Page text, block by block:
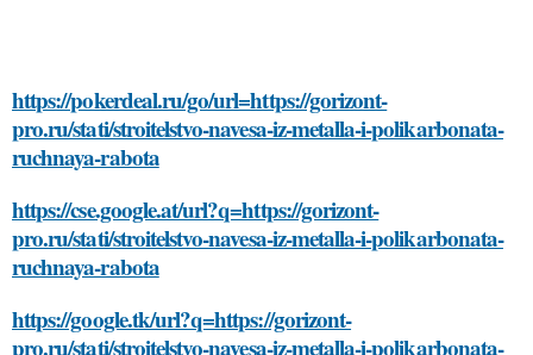
https://pokerdeal.ru/go/url=https://gorizont-
pro.ru/stati/stroitelstvo-navesa-iz-metalla-i-polikarbonata-
ruchnaya-rabota
https://cse.google.at/url?q=https://gorizont-
pro.ru/stati/stroitelstvo-navesa-iz-metalla-i-polikarbonata-
ruchnaya-rabota
https://google.tk/url?q=https://gorizont-
pro.ru/stati/stroitelstvo-navesa-iz-metalla-i-polikarbonata-